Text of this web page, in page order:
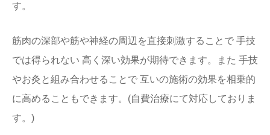
す。
筋肉の深部や筋や神経の周辺を直接刺激することで 手技
では得られない 高く深い効果が期待できます。また 手技
やお灸と組み合わせることで 互いの施術の効果を相乗的
に高めることもできます。(自費治療にて対応しておりま
す。)